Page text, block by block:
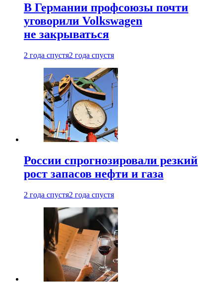
В Германии профсоюзы почти
уговорили Volkswagen
не закрываться
2 года спустя2 года спустя
России спрогнозировали резкий
рост запасов нефти и газа
2 года спустя2 года спустя